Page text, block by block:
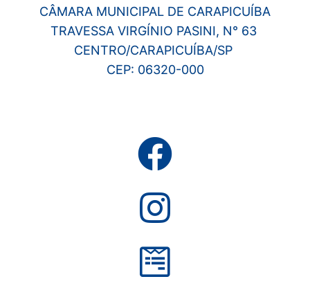
CÂMARA MUNICIPAL DE CARAPICUÍBA
TRAVESSA VIRGÍNIO PASINI, N° 63
CENTRO/CARAPICUÍBA/SP
CEP: 06320-000